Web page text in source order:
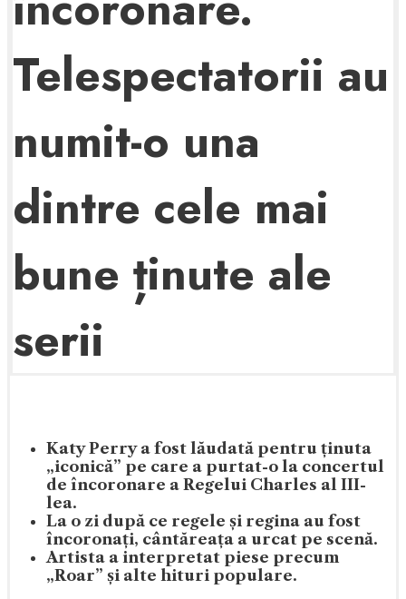
Telespectatorii au
numit-o una
dintre cele mai
bune ținute ale
serii
Katy Perry a fost lăudată pentru ținuta
„iconică” pe care a purtat-o la concertul
de încoronare a Regelui Charles al III-
lea.
La o zi după ce regele și regina au fost
încoronați, cântăreața a urcat pe scenă.
Artista a interpretat piese precum
„Roar” și alte hituri populare.